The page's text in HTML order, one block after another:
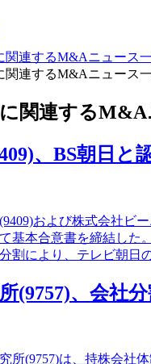
関連するM&Aニュース
関連するM&Aニュース
に関連する
、BS朝日と
および株式会社ビ
基本合意書を締結した
割により、テレビ朝日
(9757)、会社
所(9757)は、持株会社